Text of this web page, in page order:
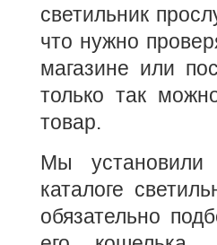
светильник
что нужно
магазине или
только так
товар.
Мы
каталоге
обязательно